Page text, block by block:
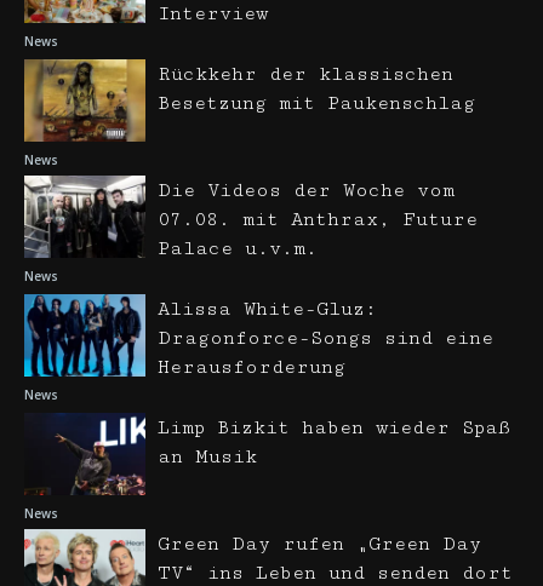
News
Interview
News
Rückkehr der klassischen
Besetzung mit Paukenschlag
News
Die Videos der Woche vom
07.08. mit Anthrax, Future
Palace u.v.m.
News
Alissa White-Gluz:
Dragonforce-Songs sind eine
Herausforderung
News
Limp Bizkit haben wieder Spaß
an Musik
Green Day rufen „Green Day
TV“ ins Leben und senden dort